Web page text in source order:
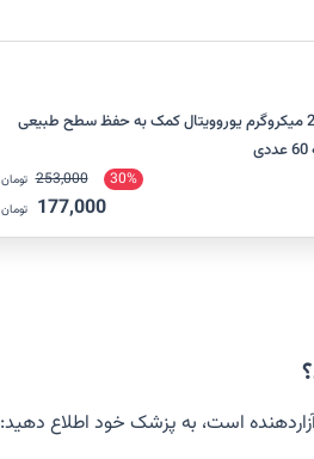
قرص کروم 200 میکروگرم یوروویتال کمک به حفظ سطح طبیعی
30%
253,000 تومان
177,000 تومان
است، به پزشک خود اطلاع دهید: